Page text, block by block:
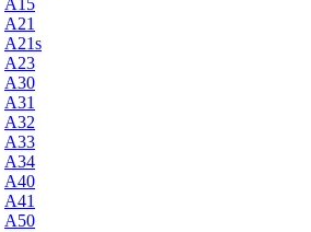
A21
A21s
A23
A30
A31
A32
A33
A34
A40
A41
A50